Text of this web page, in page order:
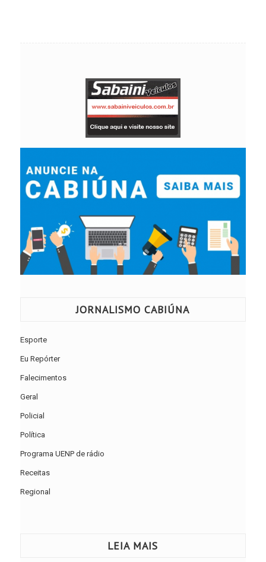
JORNALISMO CABIÚNA
Esporte
Eu Repórter
Falecimentos
Geral
Policial
Política
Programa UENP de rádio
Receitas
Regional
LEIA MAIS